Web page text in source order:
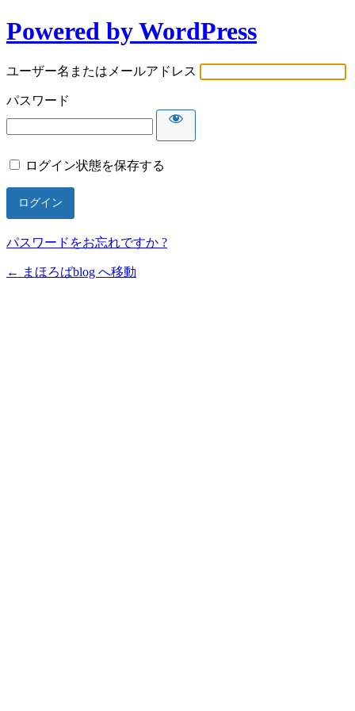
Powered by WordPress
ユーザー名またはメールアドレス
パスワード
ログイン状態を保存する
パスワードをお忘れですか ?
← まほろばblog へ移動